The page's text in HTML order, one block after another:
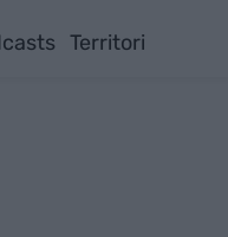
Territori